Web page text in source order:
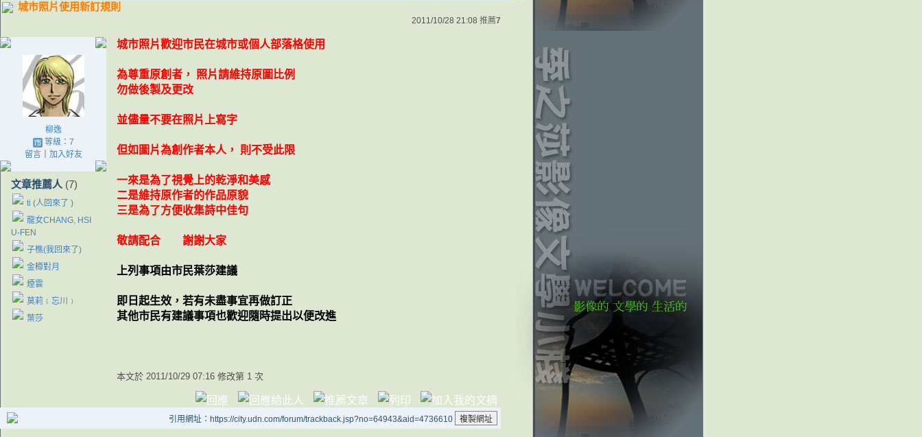
城市照片使用新訂規則
2011/10/28 21:08 推薦7
柳逸
等級：7
留言｜ 加入好友
文章推薦人 (7)
ti (人回來了 )
龍女CHANG, HSI
U-FEN
子樵(我回來了)
金樽對月
煙雲
莫莉﹝忘川﹞
葉莎
城市照片歡迎市民在城市或個人部落格使用
為尊重原創者， 照片請維持原圖比例
勿做後製及更改
並儘量不要在照片上寫字
但如圖片為創作者本人， 則不受此限
一來是為了視覺上的乾淨和美感
二是維持原作者的作品原貌
三是為了方便收集詩中佳句
敬請配合 謝謝大家
上列事項由市民葉莎建議
即日起生效，若有未盡事宜再做訂正
其他市民有建議事項也歡迎隨時提出以便改進
本文於 2011/10/29 07:16 修改第 1 次
引用網址：https://city.udn.com/forum/trackback.jsp?no=64943&aid=4736610